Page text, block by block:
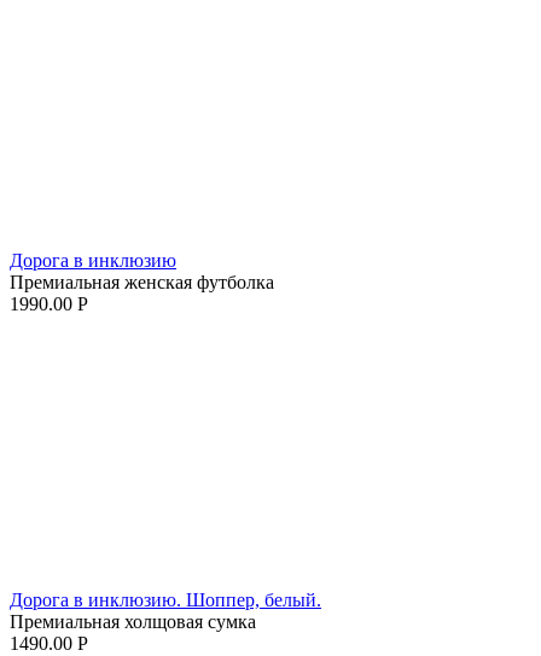
Дорога в инклюзию
Премиальная женская футболка
1990.00 Р
Дорога в инклюзию. Шоппер, белый.
Премиальная холщовая сумка
1490.00 Р